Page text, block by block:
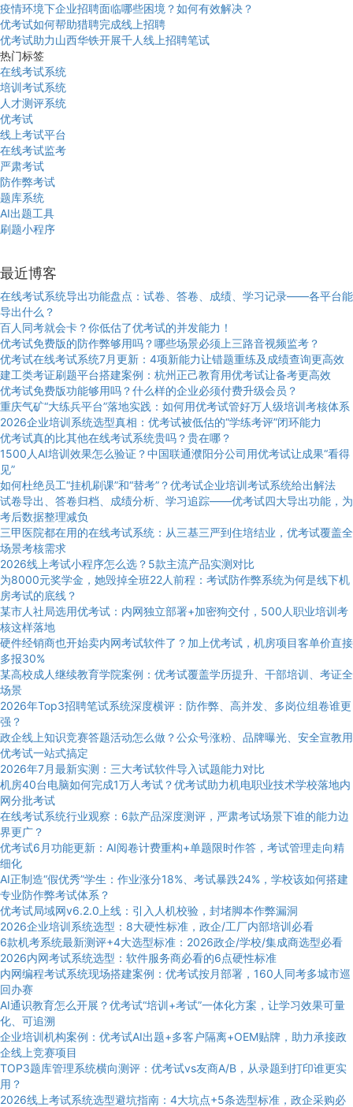
疫情环境下企业招聘面临哪些困境？如何有效解决？
优考试如何帮助猎聘完成线上招聘
优考试助力山西华铁开展千人线上招聘笔试
热门标签
在线考试系统
培训考试系统
人才测评系统
优考试
线上考试平台
在线考试监考
严肃考试
防作弊考试
题库系统
AI出题工具
刷题小程序
最近博客
在线考试系统导出功能盘点：试卷、答卷、成绩、学习记录——各平台能
导出什么？
百人同考就会卡？你低估了优考试的并发能力！
优考试免费版的防作弊够用吗？哪些场景必须上三路音视频监考？
优考试在线考试系统7月更新：4项新能力让错题重练及成绩查询更高效
建工类考证刷题平台搭建案例：杭州正己教育用优考试让备考更高效
优考试免费版功能够用吗？什么样的企业必须付费升级会员？
重庆气矿“大练兵平台”落地实践：如何用优考试管好万人级培训考核体系
2026企业培训系统选型真相：优考试被低估的“学练考评”闭环能力
优考试真的比其他在线考试系统贵吗？贵在哪？
1500人AI培训效果怎么验证？中国联通濮阳分公司用优考试让成果“看得
见”
如何杜绝员工“挂机刷课”和“替考”？优考试企业培训考试系统给出解法
试卷导出、答卷归档、成绩分析、学习追踪——优考试四大导出功能，为
考后数据整理减负
三甲医院都在用的在线考试系统：从三基三严到住培结业，优考试覆盖全
场景考核需求
2026线上考试小程序怎么选？5款主流产品实测对比
为8000元奖学金，她毁掉全班22人前程：考试防作弊系统为何是线下机
房考试的底线？
某市人社局选用优考试：内网独立部署+加密狗交付，500人职业培训考
核这样落地
硬件经销商也开始卖内网考试软件了？加上优考试，机房项目客单价直接
多报30%
某高校成人继续教育学院案例：优考试覆盖学历提升、干部培训、考证全
场景
2026年Top3招聘笔试系统深度横评：防作弊、高并发、多岗位组卷谁更
强？
政企线上知识竞赛答题活动怎么做？公众号涨粉、品牌曝光、安全宣教用
优考试一站式搞定
2026年7月最新实测：三大考试软件导入试题能力对比
机房40台电脑如何完成1万人考试？优考试助力机电职业技术学校落地内
网分批考试
在线考试系统行业观察：6款产品深度测评，严肃考试场景下谁的能力边
界更广？
优考试6月功能更新：AI阅卷计费重构+单题限时作答，考试管理走向精
细化
AI正制造“假优秀”学生：作业涨分18%、考试暴跌24%，学校该如何搭建
专业防作弊考试体系？
优考试局域网v6.2.0上线：引入人机校验，封堵脚本作弊漏洞
2026企业培训系统选型：8大硬性标准，政企/工厂内部培训必看
6款机考系统最新测评+4大选型标准：2026政企/学校/集成商选型必看
2026内网考试系统选型：软件服务商必看的6点硬性标准
内网编程考试系统现场搭建案例：优考试按月部署，160人同考多城市巡
回办赛
AI通识教育怎么开展？优考试“培训+考试”一体化方案，让学习效果可量
化、可追溯
企业培训机构案例：优考试AI出题+多客户隔离+OEM贴牌，助力承接政
企线上竞赛项目
TOP3题库管理系统横向测评：优考试vs友商A/B，从录题到打印谁更实
用？
2026线上考试系统选型避坑指南：4大坑点+5条选型标准，政企采购必